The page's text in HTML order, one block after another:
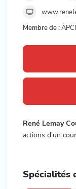
Membre de :
René Lemay
actions d'un
Spécialités